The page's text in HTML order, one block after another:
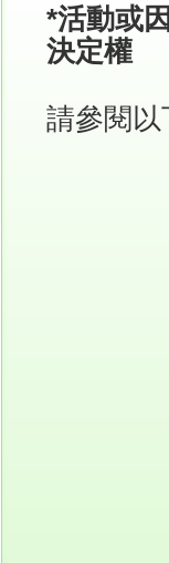
*活動或
決定權
請參閱